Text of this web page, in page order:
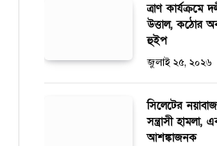
ত্রাণ
উত্তাল, কঠোর
হুইপ
জুলাই ২৫, ২০২৬
সিলেটের
সন্ত্রাসী হামলা,
আশঙ্কাজনক